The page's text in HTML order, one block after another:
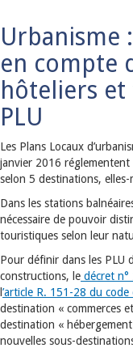
Urbanisme
en compte
hôteliers et
PLU
Les Plans Locaux
janvier 2016
selon 5 destinations,
Dans les stations
nécessaire de pouvoir
touristiques selon leur
Pour définir dans les PLU
constructions, le décret
’article R. 151-28 du code
destination « commerces
destination «
nouvelles sous-